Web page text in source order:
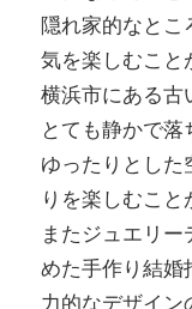
隠れ家的なとこ
気を楽しむこと
横浜市にある古
とても静かで落
ゆったりとし
りを楽しむこと
またジュエリ
めた手作り結